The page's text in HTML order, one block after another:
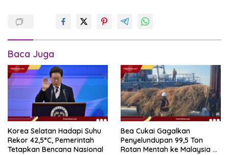
Baca Juga
Korea Selatan Hadapi Suhu
Rekor 42,5°C, Pemerintah
Tetapkan Bencana Nasional
Bea Cukai Gagalkan
Penyelundupan 99,5 Ton
Rotan Mentah ke Malaysia di